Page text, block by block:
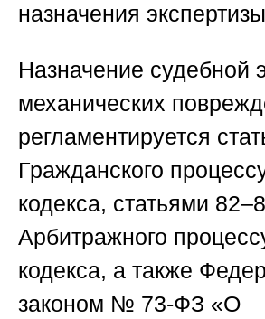
назначения экспертизы
Назначение судебной
механических
регламентируется
Гражданского
кодекса, статьями
Арбитражного
кодекса, а также
законом № 73-ФЗ «О